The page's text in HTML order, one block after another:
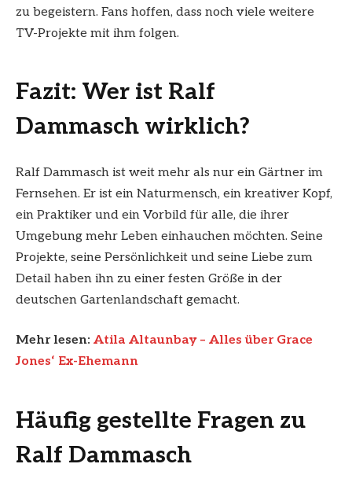
zu begeistern. Fans hoffen, dass noch viele weitere
TV-Projekte mit ihm folgen.
Fazit: Wer ist Ralf
Dammasch wirklich?
Ralf Dammasch ist weit mehr als nur ein Gärtner im
Fernsehen. Er ist ein Naturmensch, ein kreativer Kopf,
ein Praktiker und ein Vorbild für alle, die ihrer
Umgebung mehr Leben einhauchen möchten. Seine
Projekte, seine Persönlichkeit und seine Liebe zum
Detail haben ihn zu einer festen Größe in der
deutschen Gartenlandschaft gemacht.
Mehr lesen: Atila Altaunbay – Alles über Grace
Jones‘ Ex-Ehemann
Häufig gestellte Fragen zu
Ralf Dammasch